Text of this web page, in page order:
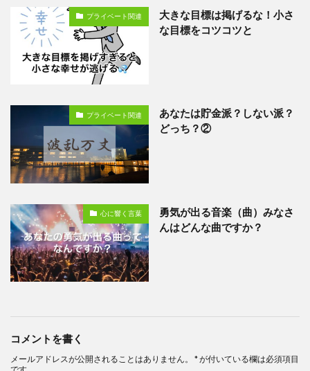
プライベート関連
大きな目標は掲げるな！小さ
な目標をコツコツと
プライベート関連
あなたは貯金派？しない派？
どっち？②
心に響く言葉
勇気が出る音楽（曲）みなさ
んはどんな曲ですか？
コメントを書く
メールアドレスが公開されることはありません。 *が付いている欄は必須項目